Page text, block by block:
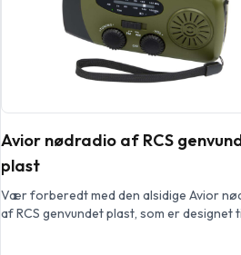
Avior nødradio af RCS
plast
Vær forberedt med den alsidige Avior
af RCS genvundet plast, som er designet